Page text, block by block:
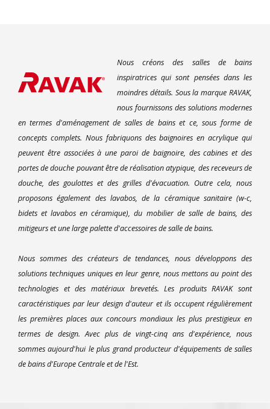
Nous créons des salles de bains
inspiratrices qui sont pensées dans les
moindres détails. Sous la marque RAVAK,
nous fournissons des solutions modernes
en termes d'aménagement de salles de bains et ce, sous forme de
concepts complets. Nous fabriquons des baignoires en acrylique qui
peuvent être associées à une paroi de baignoire, des cabines et des
portes de douche pouvant être de réalisation atypique, des receveurs de
douche, des goulottes et des grilles d'évacuation. Outre cela, nous
proposons également des lavabos, de la céramique sanitaire (w-c,
bidets et lavabos en céramique), du mobilier de salle de bains, des
mitigeurs et une large palette d'accessoires de salle de bains.
Nous sommes des créateurs de tendances, nous développons des
solutions techniques uniques en leur genre, nous mettons au point des
technologies et des matériaux brevetés. Les produits RAVAK sont
caractéristiques par leur design d'auteur et ils occupent régulièrement
les premières places aux concours mondiaux les plus prestigieux en
termes de design. Avec plus de vingt-cinq ans d'expérience, nous
sommes aujourd'hui le plus grand producteur d'équipements de salles
de bains d'Europe Centrale et de l'Est.